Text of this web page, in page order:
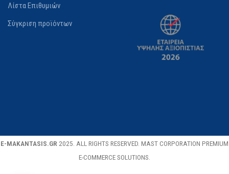
Λίστα Επιθυμιών
Σύγκριση προϊόντων
E-MAKANTASIS.GR 2025. ALL RIGHTS RESERVED. MAST CORPORATION PREMIUM
E-COMMERCE SOLUTIONS.